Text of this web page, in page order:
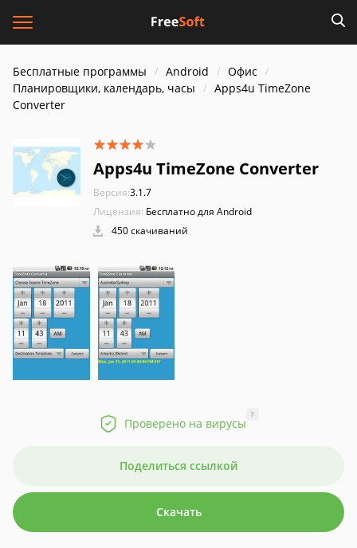
Бесплатные программы Android
Офис
Планировщики, календарь, часы
Apps4u TimeZone
Converter
Apps4u TimeZone Converter
Версия:3.1.7
Лицензия: Бесплатно для Android
450 скачиваний
Проверено на вирусы
?
Поделиться ссылкой
Скачать